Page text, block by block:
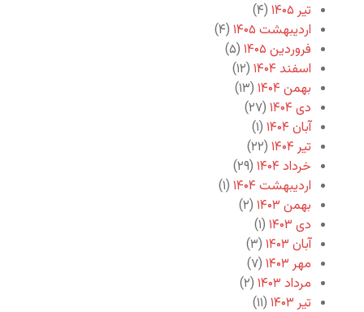
تیر ۱۴۰۵
(۴)
اردیبهشت ۱۴۰۵
(۴)
فروردین ۱۴۰۵
(۵)
اسفند ۱۴۰۴
(۱۲)
بهمن ۱۴۰۴
(۱۳)
دی ۱۴۰۴
(۲۷)
آبان ۱۴۰۴
(۱)
تیر ۱۴۰۴
(۲۲)
خرداد ۱۴۰۴
(۲۹)
اردیبهشت ۱۴۰۴
(۱)
بهمن ۱۴۰۳
(۲)
دی ۱۴۰۳
(۱)
آبان ۱۴۰۳
(۳)
مهر ۱۴۰۳
(۷)
مرداد ۱۴۰۳
(۲)
تیر ۱۴۰۳
(۱۱)